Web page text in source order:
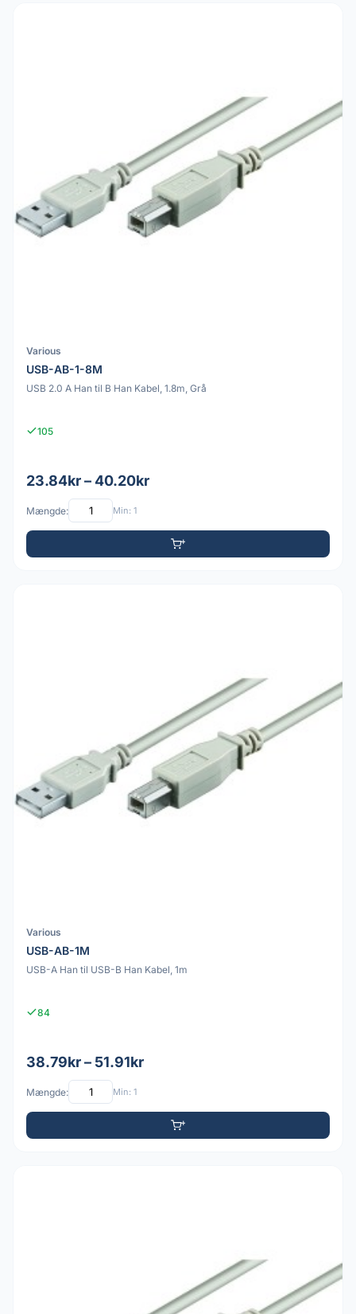
Various
USB-AB-1-8M
USB 2.0 A Han til B Han Kabel, 1.8m, Grå
105
23.84kr – 40.20kr
Mængde: Min: 1
Various
USB-AB-1M
USB-A Han til USB-B Han Kabel, 1m
84
38.79kr – 51.91kr
Mængde: Min: 1